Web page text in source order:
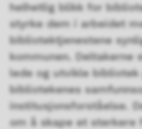
helhetlig blikk for
styrke dem i arbeidet
bibliotektjenestene
kommunen. Deltakerne
lede og utvikle bibliotek
bibliotekenes
institusjonsforståelse.
om å skape et sterkere